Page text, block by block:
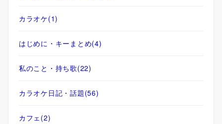
カラオケ(1)
はじめに・キーまとめ(4)
私のこと・持ち歌(22)
カラオケ日記・話題(56)
カフェ (2)